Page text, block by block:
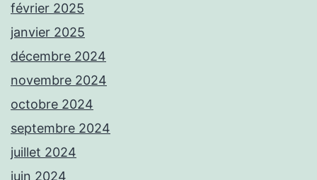
février 2025
janvier 2025
décembre 2024
novembre 2024
octobre 2024
septembre 2024
juillet 2024
juin 2024